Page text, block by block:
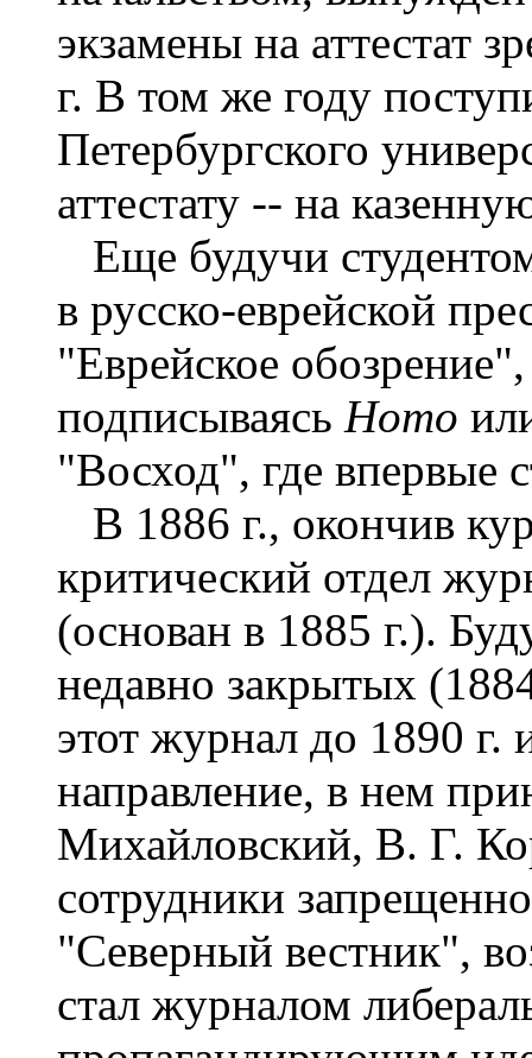
экзамены на аттестат
г. В том же году
Петербургского
аттестату -- на
Еще будучи
в русско-еврейской
"Еврейское
подписываясь Homo
"Восход", где впервые
В 1886 г., окончив
критический отдел
(основан в 1885 г.).
недавно закрытых
этот журнал до 1890 г.
направление, в нем
Михайловский, В. Г.
сотрудники
"Северный вестник",
стал журналом